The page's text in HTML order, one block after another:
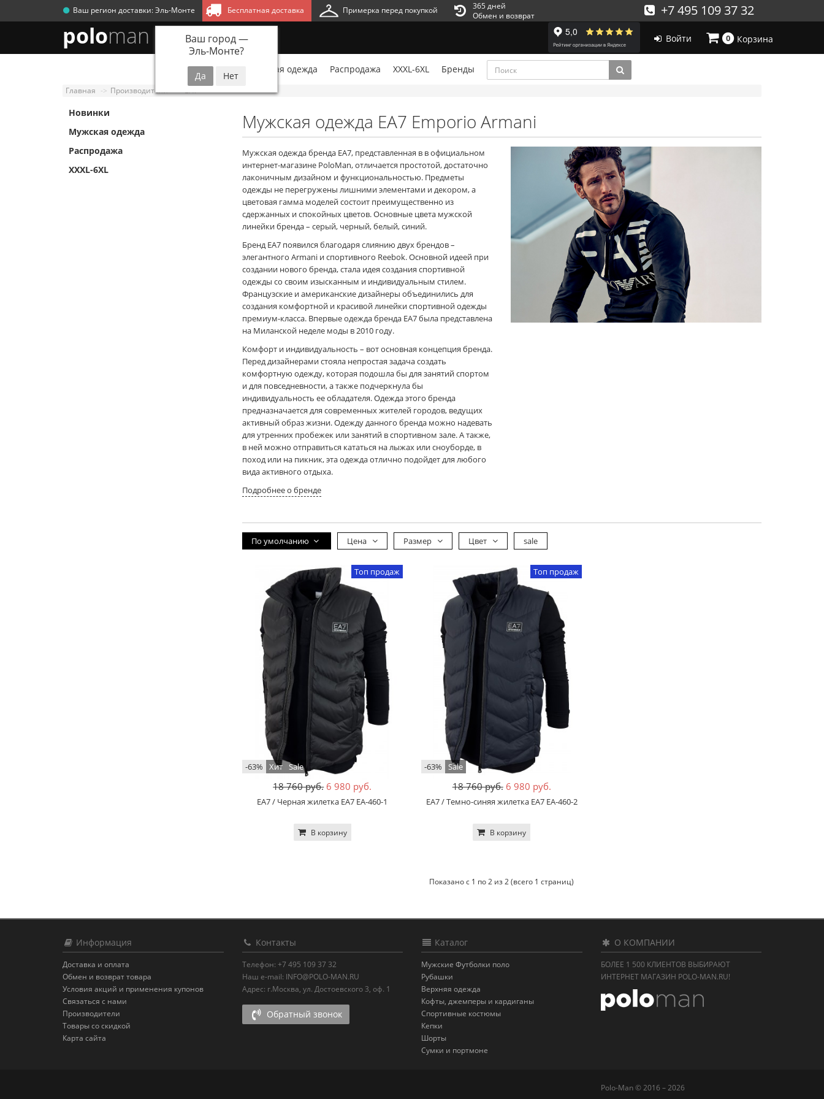
Ваш регион доставки:Эль-Монте
Ваш город —
Эль-Монте?
Бесплатная доставка Примерка перед покупкой
365 дней
Обмен и возврат
+7 495 109 37 32
Войти 0 Корзина
poloman
Новинки Мужская одежда Распродажа XXXL-6XL Бренды
Главная Производители EA7
Новинки
Мужская одежда
Распродажа
XXXL-6XL
Мужская одежда EA7 Emporio Armani
Мужская одежда бренда EA7, представленная в в официальном
интернет-магазине PoloMan, отличается простотой, достаточно
лаконичным дизайном и функциональностью. Предметы
одежды не перегружены лишними элементами и декором, а
цветовая гамма моделей состоит преимущественно из
сдержанных и спокойных цветов. Основные цвета мужской
линейки бренда – серый, черный, белый, синий.
Бренд EA7 появился благодаря слиянию двух брендов –
элегантного Armani и спортивного Reebok. Основной идеей при
создании нового бренда, стала идея создания спортивной
одежды со своим изысканным и индивидуальным стилем.
Французские и американские дизайнеры объединились для
создания комфортной и красивой линейки спортивной одежды
премиум-класса. Впервые одежда бренда EA7 была представлена
на Миланской неделе моды в 2010 году.
Комфорт и индивидуальность – вот основная концепция бренда.
Перед дизайнерами стояла непростая задача создать
комфортную одежду, которая подошла бы для занятий спортом
и для повседневности, а также подчеркнула бы
индивидуальность ее обладателя. Одежда этого бренда
предназначается для современных жителей городов, ведущих
активный образ жизни. Одежду данного бренда можно надевать
для утренних пробежек или занятий в спортивном зале. А также,
в ней можно отправиться кататься на лыжах или сноуборде, в
поход или на пикник, эта одежда отлично подойдет для любого
вида активного отдыха.
Подробнее о бренде
По умолчанию Цена Размер Цвет sale
Топ продаж
-63% Хит Sale
18 760 руб. 6 980 руб.
EA7 / Черная жилетка EA7 EA-460-1
В корзину
Топ продаж
-63% Sale
18 760 руб. 6 980 руб.
EA7 / Темно-синяя жилетка EA7 EA-460-2
В корзину
Показано с 1 по 2 из 2 (всего 1 страниц)
Информация
Доставка и оплата
Обмен и возврат товара
Условия акций и применения купонов
Связаться с нами
Производители
Товары со скидкой
Карта сайта
Контакты
Телефон: +7 495 109 37 32
Наш e-mail: INFO@POLO-MAN.RU
Адрес: г.Москва, ул. Достоевского 3, оф. 1
Обратный звонок
Каталог
Мужские Футболки поло
Рубашки
Верхняя одежда
Кофты, джемперы и кардиганы
Спортивные костюмы
Кепки
Шорты
Сумки и портмоне
О КОМПАНИИ
БОЛЕЕ 1 500 КЛИЕНТОВ ВЫБИРАЮТ
ИНТЕРНЕТ МАГАЗИН POLO-MAN.RU!
Polo-Man © 2016 – 2026